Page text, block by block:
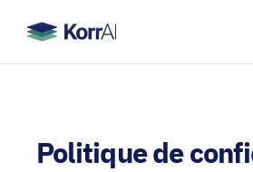
Politique de